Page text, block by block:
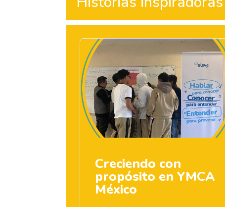
Creciendo con
propósito en YMCA
México